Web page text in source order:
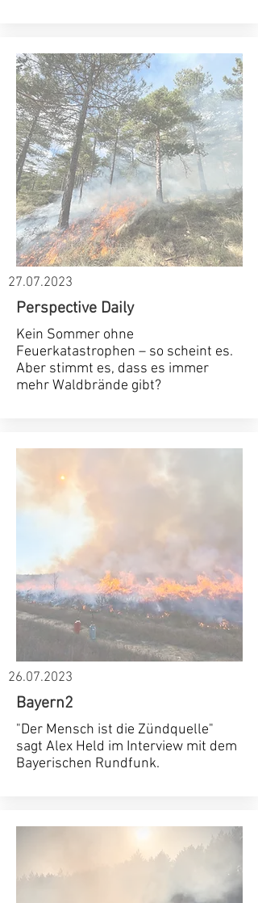
27.07.2023
Perspective Daily
Kein Sommer ohne
Feuerkatastrophen – so scheint es.
Aber stimmt es, dass es immer
mehr Waldbrände gibt?
26.07.2023
Bayern2
"Der Mensch ist die Zündquelle"
sagt Alex Held im Interview mit dem
Bayerischen Rundfunk.